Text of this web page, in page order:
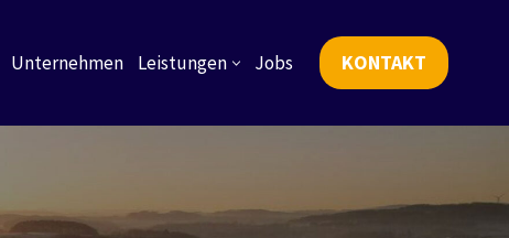
Unternehmen Leistungen Jobs KONTAKT